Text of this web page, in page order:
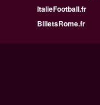
ItalieFootball.fr
BilletsRome.fr